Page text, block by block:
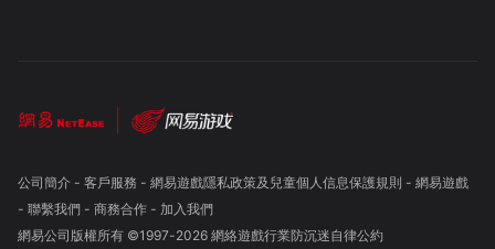
公司簡介- 客戶服務 - 網易遊戲隱私政策及兒童個人信息保護規則 - 網易遊戲
- 聯繫我們- 商務合作- 加入我們
網易公司版權所有 ©1997-2026 網絡遊戲行業防沉迷自律公約